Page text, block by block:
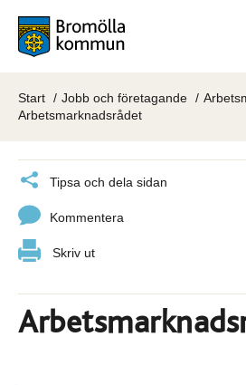
Start Jobb och företagande
Arbetsmarknadsrådet
Tipsa och dela sidan
Kommentera
Skriv ut